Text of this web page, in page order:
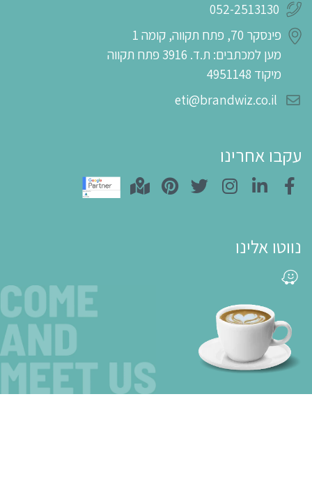
052-2513130
פינסקר 70, פתח תקווה, קומה 1
מען למכתבים: ת.ד. 3916 פתח תקווה
מיקוד 4951148
eti@brandwiz.co.il
עקבו אחרינו
נווטו אלינו